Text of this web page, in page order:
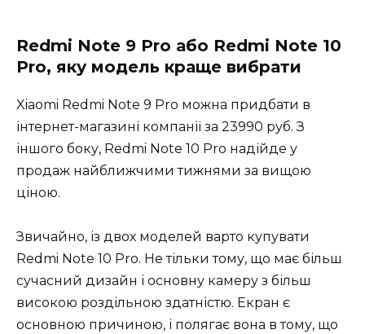
Redmi Note 9 Pro або Redmi Note 10
Pro, яку модель краще вибрати
Xiaomi Redmi Note 9 Pro можна придбати в
інтернет-магазині компанії за 23990 руб. З
іншого боку, Redmi Note 10 Pro надійде у
продаж найближчими тижнями за вищою
ціною.
Звичайно, із двох моделей варто купувати
Redmi Note 10 Pro. Не тільки тому, що має більш
сучасний дизайн і основну камеру з більш
високою роздільною здатністю. Екран є
основною причиною, і полягає вона в тому, що